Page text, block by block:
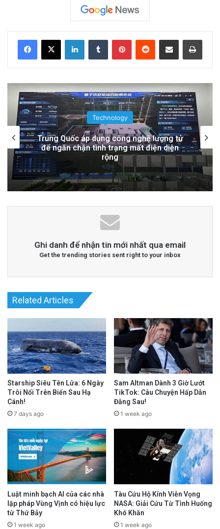
Thuyền Kéo Tên Lửa Starship Được Hé Lộ
Qua Ảnh Vệ Tinh!
2 days ago
Đọc thêmRead More
advertisement
LinkedInTumblr PinterestReddit Share via Email Print
Technology
Tàu Vũ Trụ Nhật Bản: Chuyến Bay Gần
Nhất Lịch Sử Đến Tiểu Hành Tinh
Ghi danh để nhận tin mới nhất qua email
Get the trending stories sent right to your inbox
Related Articles
Starship Siêu Tên Lửa: 6 Ngày
Trôi Nổi Trên Biển Sau Hạ
Cánh!
7 days ago
Sam Altman Dành 3 Giờ Lướt
TikTok: Câu Chuyện Hấp Dẫn
Đằng Sau!
1 week ago
Luật minh bạch AI của các nhà
lập pháp Vùng Vịnh có hiệu lực
từ Thứ Bảy
1 week ago
Tàu Cứu Hộ Kính Viễn Vọng
NASA: Giải Cứu Từ Tình Huống
Khó Khăn
1 week ago